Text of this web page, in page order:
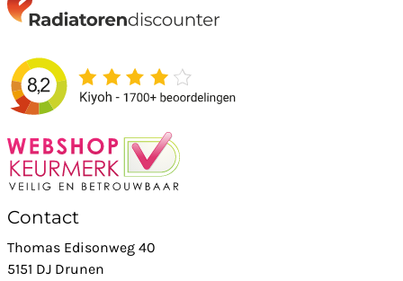
Contact
Thomas Edisonweg 40
5151 DJ Drunen